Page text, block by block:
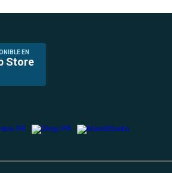
EN
Store